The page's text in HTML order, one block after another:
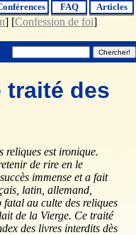
FAQ Articles
] [Confession de foi]
traité des
reliques est ironique.
de rire en le
immense et a fait
latin, allemand,
au culte des reliques
de la Vierge. Ce traité
des livres interdits dès